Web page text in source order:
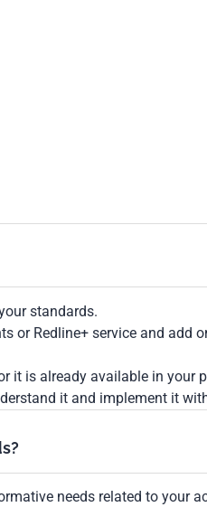
standards.
or Redline+ service and add
it is already available in your
it and implement it
needs related to your